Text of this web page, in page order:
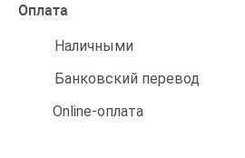
Оплата
Наличными
Банковский перевод
Online-оплата